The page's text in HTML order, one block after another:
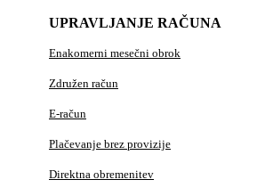
UPRAVLJANJE RAČUNA
Enakomerni mesečni obrok
Združen račun
E-račun
Plačevanje brez provizije
Direktna obremenitev